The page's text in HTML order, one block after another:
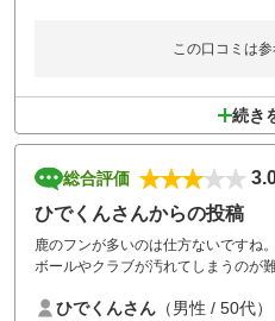
この口コミは
続き
総合評価
ひでくんさんからの投稿
鹿のフンが多いのは仕方ないですね。
ボールやクラブが汚れてしまうのが難
ひでくんさん （男性 / 50代）